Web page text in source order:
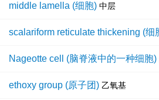
middle lamella (细胞) 中层
scalariform reticulate thickening (细
Nageotte cell (脑脊液中的一种细胞)
ethoxy group (原子团) 乙氧基